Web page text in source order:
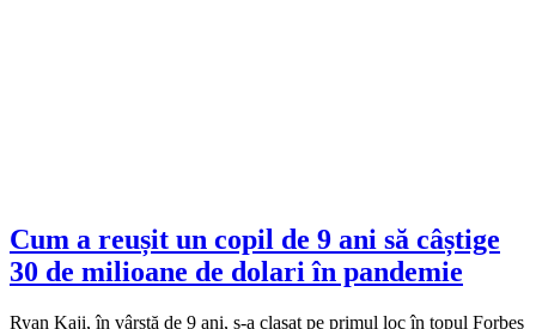
Cum a reușit un copil de 9 ani să câștige
30 de milioane de dolari în pandemie
Ryan Kaji, în vârstă de 9 ani, s-a clasat pe primul loc în topul Forbes